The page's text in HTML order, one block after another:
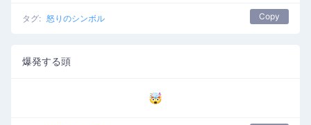
タグ: 怒りのシンボル Copy
爆発する頭
🤯